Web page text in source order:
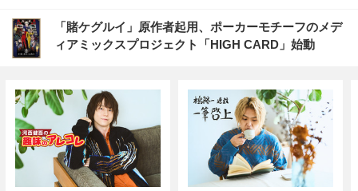
「賭ケグルイ」原作者起用、ポーカーモチーフのメデ
ィアミックスプロジェクト「HIGH CARD」始動